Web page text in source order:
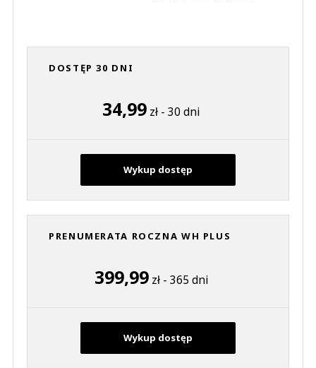
DOSTĘP 30 DNI
34,99 zł - 30 dni
Wykup dostęp
PRENUMERATA ROCZNA WH PLUS
399,99zł - 365 dni
Wykup dostęp